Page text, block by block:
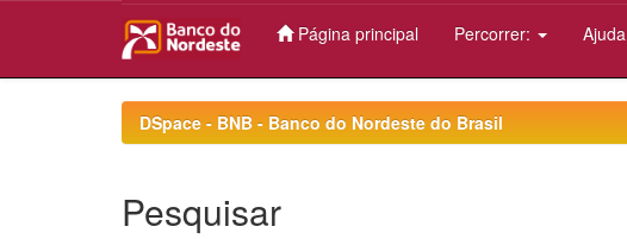
Página principal Percorrer: Ajuda
DSpace - BNB - Banco do Nordeste do Brasil
Pesquisar